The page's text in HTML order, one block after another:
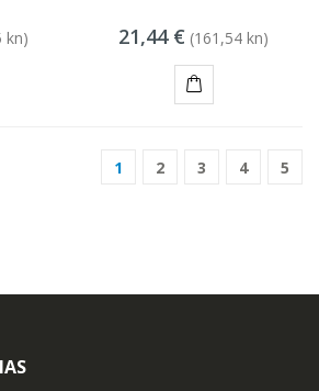
kn) 21,44 € (161,54 kn)
1 2 3 4 5